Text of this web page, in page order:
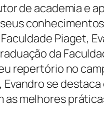
de academia e
Piaget,
da
repertório no
se
as melhores